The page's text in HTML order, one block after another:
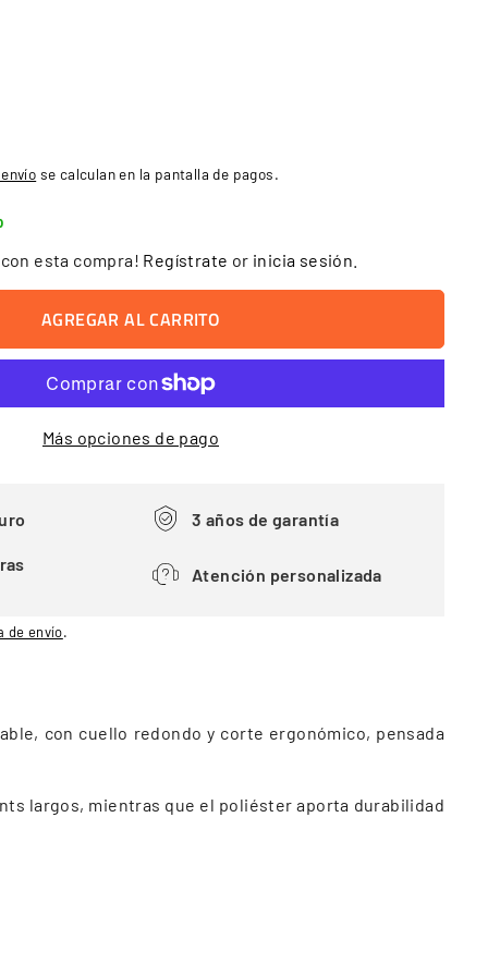
se calculan en la pantalla de pagos.
con esta compra! Regístrate or inicia sesión
AGREGAR AL CARRITO
Más opciones de pago
3 años de garantía
Atención personalizada
de envío.
con cuello redondo y corte ergonómico, pensada
largos, mientras que el poliéster aporta durabilidad